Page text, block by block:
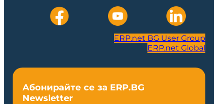
ERP.net BG User Group
ERP.net Global
Абонирайте се за ERP.BG
Newsletter